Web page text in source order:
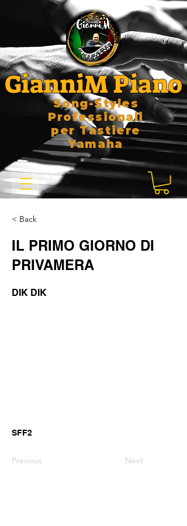
GianniM Piano
Song-Styles
Professionali
per Tastiere
Yamaha
< Back
IL PRIMO GIORNO DI
PRIVAMERA
DIK DIK
SFF2
Previous Next